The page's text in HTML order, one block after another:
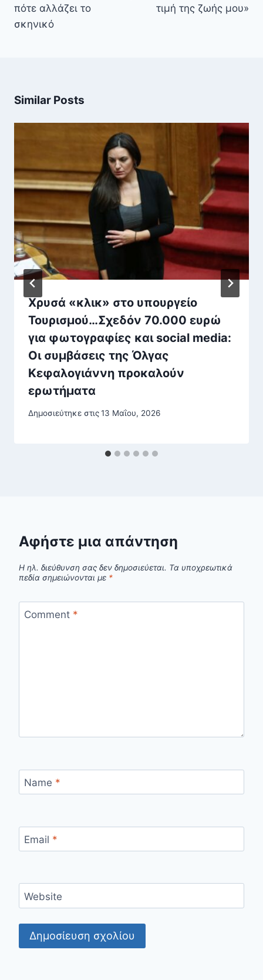
πότε αλλάζει το
σκηνικό
τιμή της ζωής μου»
Similar Posts
Χρυσά «κλικ» στο υπουργείο
Τουρισμού…Σχεδόν 70.000 ευρώ
για φωτογραφίες και social media:
Οι συμβάσεις της Όλγας
Κεφαλογιάννη προκαλούν
ερωτήματα
Δημοσιεύτηκε στις13 Μαΐου, 2026
Αφήστε μια απάντηση
Η ηλ. διεύθυνση σας δεν δημοσιεύεται. Τα υποχρεωτικά
πεδία σημειώνονται με *
Comment *
Name *
Email *
Website